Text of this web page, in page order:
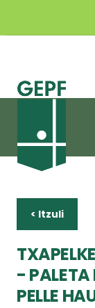
< Itzuli
-
PELLE